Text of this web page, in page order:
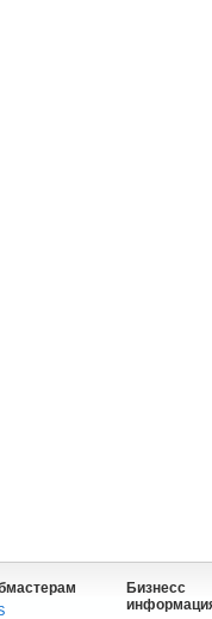
Бизнесс